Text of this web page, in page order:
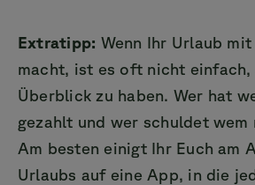
Extratipp: Wenn Ihr Urlaub mit
macht, ist es oft nicht einfach,
Überblick zu haben. Wer hat
gezahlt und wer schuldet wem
Am besten einigt Ihr Euch am
Urlaubs auf eine App, in die